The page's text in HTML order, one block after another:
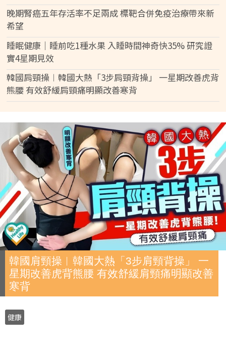
晚期腎癌五年存活率不足兩成 標靶合併免疫治療帶來新
希望
睡眠健康｜睡前吃1種水果 入睡時間神奇快35% 研究證
實4星期見效
韓國肩頸操︱韓國大熱「3步肩頸背操」 一星期改善虎背
熊腰 有效舒緩肩頸痛明顯改善寒背
韓國肩頸操︱韓國大熱「3步肩頸背操」 一
星期改善虎背熊腰 有效舒緩肩頸痛明顯改善
寒背
健康